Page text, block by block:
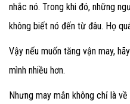
nhắc nó. Trong khi đó, những
không biết nó đến từ đâu. Họ
Vậy nếu muốn tăng vận may,
mình nhiều hơn.
Nhưng may mắn không chỉ là